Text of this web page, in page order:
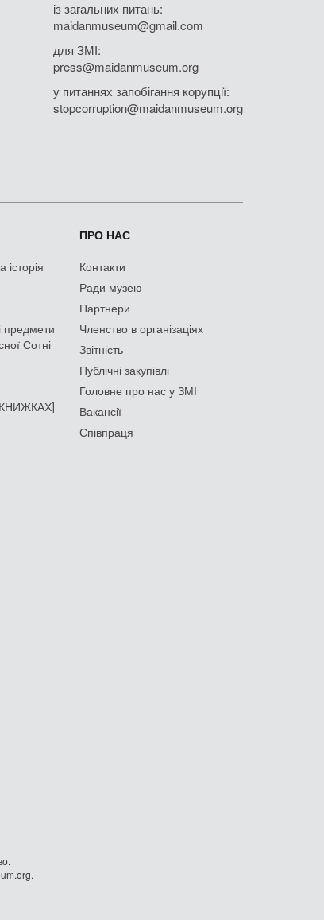
із загальних питань:
maidanmuseum@gmail.com
для ЗМІ:
press@maidanmuseum.org
у питаннях запобігання корупції:
stopcorruption@maidanmuseum.org
предмети
Сотні
ПРО НАС
Контакти
Ради музею
Партнери
Членство в організаціях
Звітність
Публічні закупівлі
Головне про нас у ЗМІ
Вакансії
Співпраця